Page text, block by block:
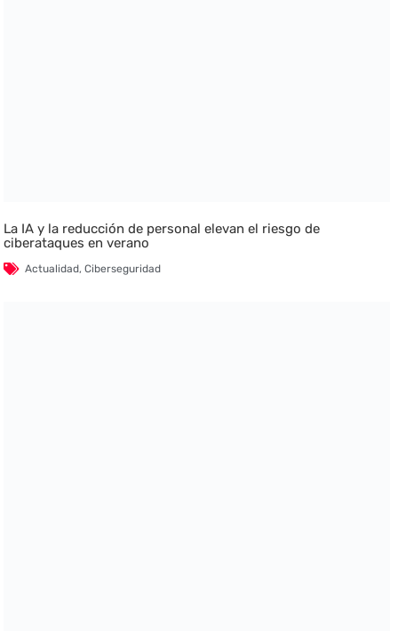
La IA y la reducción de personal elevan el riesgo de
ciberataques en verano
Actualidad,Ciberseguridad